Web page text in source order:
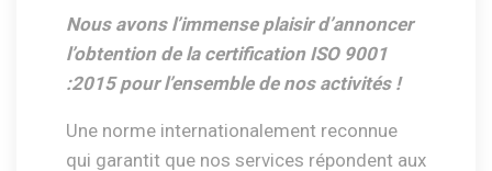
Nous avons l’immense plaisir d’annoncer
l’obtention de la certification ISO 9001
:2015 pour l’ensemble de nos activités !
Une norme internationalement reconnue
qui garantit que nos services répondent aux